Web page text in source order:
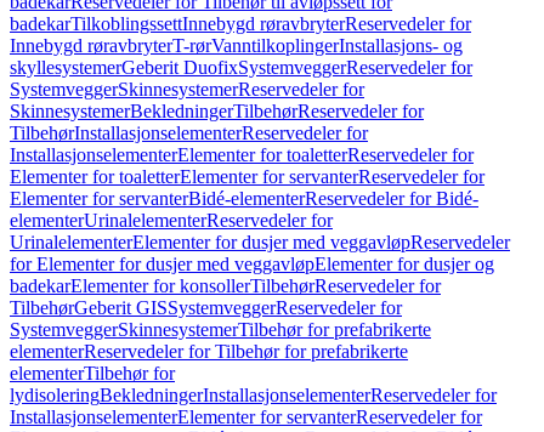
badekarTilkoblingssettInnebygd røravbryterReservedeler for
Innebygd røravbryterT-rørVanntilkoplingerInstallasjons- og
skyllesystemerGeberit DuofixSystemveggerReservedeler for
SystemveggerSkinnesystemerReservedeler for
SkinnesystemerBekledningerTilbehørReservedeler for
TilbehørInstallasjonselementerReservedeler for
InstallasjonselementerElementer for toaletterReservedeler for
Elementer for toaletterElementer for servanterReservedeler for
Elementer for servanterBidé-elementerReservedeler for Bidé-
elementerUrinalelementerReservedeler for
UrinalelementerElementer for dusjer med veggavløpReservedeler
for Elementer for dusjer med veggavløpElementer for dusjer og
badekarElementer for konsollerTilbehørReservedeler for
TilbehørGeberit GISSystemveggerReservedeler for
SystemveggerSkinnesystemerTilbehør for prefabrikerte
elementerReservedeler for Tilbehør for prefabrikerte
elementerTilbehør for
lydisoleringBekledningerInstallasjonselementerReservedeler for
InstallasjonselementerElementer for servanterReservedeler for